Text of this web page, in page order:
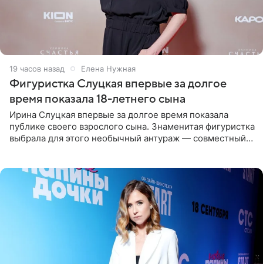
19 часов назад Елена Нужная
Фигуристка Слуцкая впервые за долгое
время показала 18-летнего сына
Ирина Слуцкая впервые за долгое время показала
публике своего взрослого сына. Знаменитая фигуристка
выбрала для этого необычный антураж — совместный